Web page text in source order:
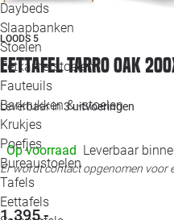
Daybeds
Slaapbanken
Stoelen
Eetkamerstoelen
Fauteuils
Barkrukken & -stoelen
Krukjes
Poefjes
Bureaustoelen
Tafels
Eettafels
LOODS 5
Eettafel Tarro oak
Leverbaar in3 uitvoeringen
Op voorraad Leverbaar
Er wordt contact opgenomen voor
1.395,-